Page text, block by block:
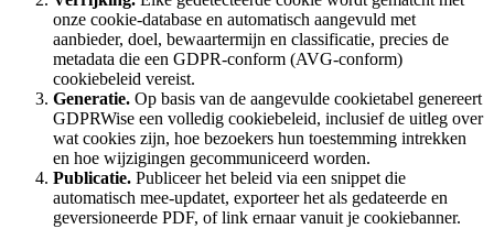
onze cookie-database en automatisch aangevuld met
aanbieder, doel, bewaartermijn en classificatie, precies de
metadata die een GDPR-conform (AVG-conform)
cookiebeleid vereist.
Generatie. Op basis van de aangevulde cookietabel genereert
GDPRWise een volledig cookiebeleid, inclusief de uitleg over
wat cookies zijn, hoe bezoekers hun toestemming intrekken
en hoe wijzigingen gecommuniceerd worden.
Publicatie. Publiceer het beleid via een snippet die
automatisch mee-updatet, exporteer het als gedateerde en
geversioneerde PDF, of link ernaar vanuit je cookiebanner.